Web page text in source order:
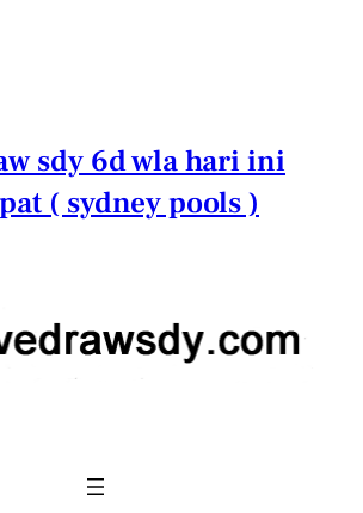
sdy 6d wla hari ini
( sydney pools )